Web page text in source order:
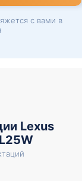
с вами в
Lexus